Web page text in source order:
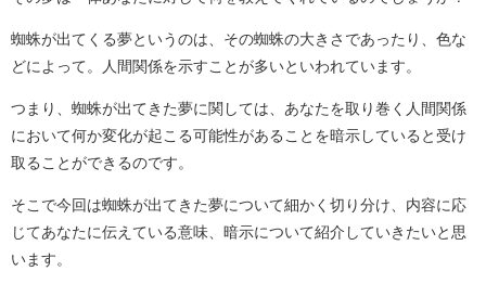
蜘蛛が出てくる夢というのは、その蜘蛛の大きさであったり、色な
どによって。人間関係を示すことが多いといわれています。
つまり、蜘蛛が出てきた夢に関しては、あなたを取り巻く人間関係
において何か変化が起こる可能性があることを暗示していると受け
取ることができるのです。
そこで今回は蜘蛛が出てきた夢について細かく切り分け、内容に応
じてあなたに伝えている意味、暗示について紹介していきたいと思
います。